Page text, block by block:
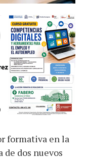
formativa en la
de dos nuevos